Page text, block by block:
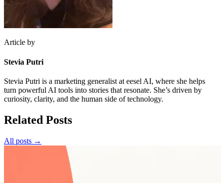
Article by
Stevia Putri
Stevia Putri is a marketing generalist at eesel AI, where she helps
turn powerful AI tools into stories that resonate. She’s driven by
curiosity, clarity, and the human side of technology.
Related Posts
All posts →